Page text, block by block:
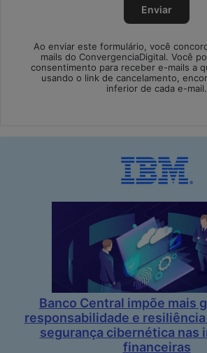
Ao enviar este formulário, você
mails do ConvergenciaDigital. Você
consentimento para receber e-mails a
usando o link de cancelamento,
inferior de cada e-mail.
Banco Central impõe mais
responsabilidade e
segurança cibernética nas
financeiras